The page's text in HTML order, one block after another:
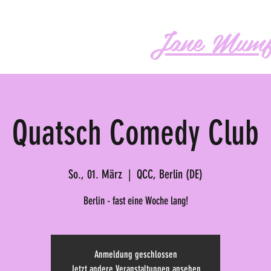
Jane
Quatsch Comedy Club
So., 01. März
  |
QCC, Berlin (DE)
Berlin - fast eine Woche lang!
Anmeldung geschlossen